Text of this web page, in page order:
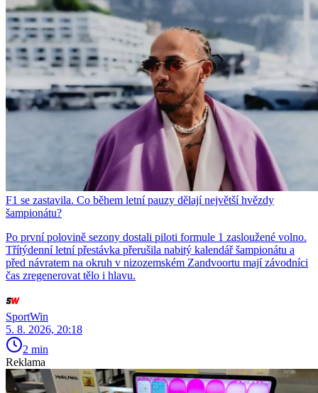
F1 se zastavila. Co během letní pauzy dělají největší hvězdy
šampionátu?
Po první polovině sezony dostali piloti formule 1 zasloužené volno.
Třítýdenní letní přestávka přerušila nabitý kalendář šampionátu a
před návratem na okruh v nizozemském Zandvoortu mají závodníci
čas zregenerovat tělo i hlavu.
SportWin
5. 8. 2026, 20:18
2 min
Reklama